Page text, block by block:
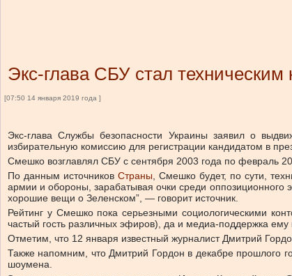
Экс-глава СБУ стал
[07:50 14 января 2019 года ]
Экс-глава Службы безопасности Украины заявил о
избирательную комиссию для регистрации кандидатом в
Смешко возглавлял СБУ с сентября 2003 года по февраль
По данным источников Страны , Смешко будет, по сути,
армии и обороны, зарабатывая очки среди
хорошие вещи о Зеленском”, — говорит источник.
Рейтинг у Смешко пока серьезными социологическими
частый гость различных эфиров), да и медиа-поддержка
Отметим, что 12 января известный журналист Дмитрий
Также напомним, что Дмитрий Гордон в декабре прошлого
шоумена.